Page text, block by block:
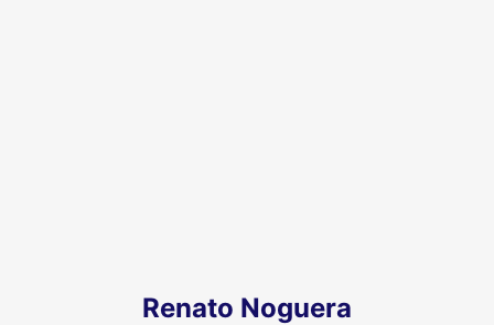
Renato Noguera